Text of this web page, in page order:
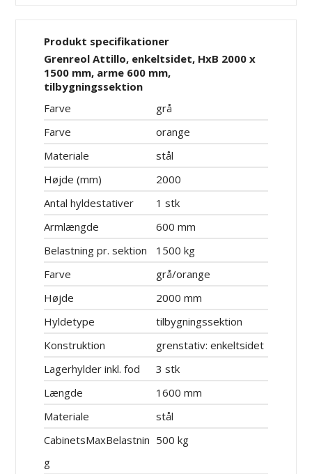
Produkt specifikationer
Grenreol Attillo, enkeltsidet, HxB 2000 x
1500 mm, arme 600 mm,
tilbygningssektion
Farve
grå
Farve
orange
Materiale
stål
Højde (mm)
2000
Antal hyldestativer
1 stk
Armlængde
600 mm
Belastning pr. sektion
1500 kg
Farve
grå/orange
Højde
2000 mm
Hyldetype
tilbygningssektion
Konstruktion
grenstativ: enkeltsidet
Lagerhylder inkl. fod
3 stk
Længde
1600 mm
Materiale
stål
CabinetsMaxBelastnin
g
500 kg